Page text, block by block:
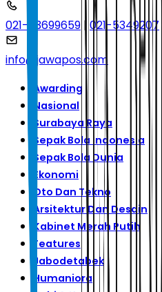
021-53699659 | 021-5349207
info@jawapos.com
Awarding
Nasional
Surabaya Raya
Sepak Bola Indonesia
Sepak Bola Dunia
Ekonomi
Oto Dan Tekno
Arsitektur Dan Desain
Kabinet Merah Putih
Features
Jabodetabek
Humaniora